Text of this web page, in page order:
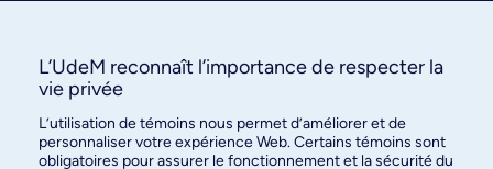
S’abonner
L’UdeM reconnaît l’importance de respecter la
vie privée
L’utilisation de témoins nous permet d’améliorer et de
personnaliser votre expérience Web. Certains témoins sont
obligatoires pour assurer le fonctionnement et la sécurité du